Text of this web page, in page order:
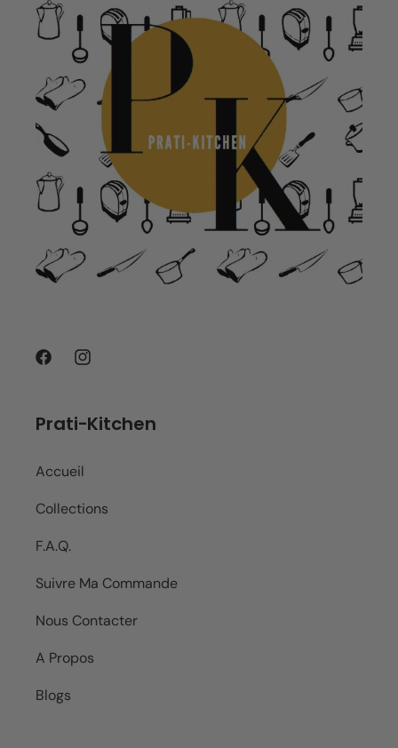
FacebookInstagram
Prati-Kitchen
Accueil
Collections
F.A.Q.
Suivre Ma Commande
Nous Contacter
A Propos
Blogs